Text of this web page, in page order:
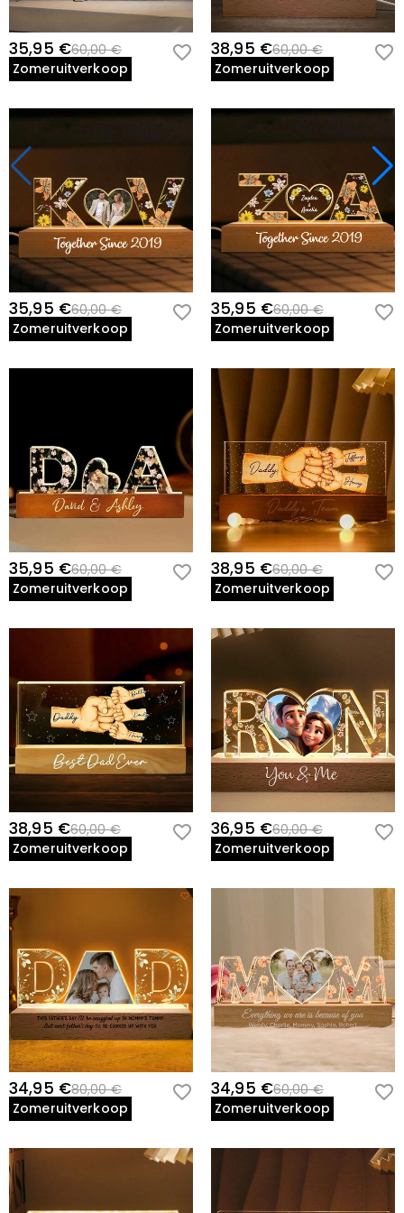
35,95 €60,00 €
Zomeruitverkoop
38,95 €60,00 €
Zomeruitverkoop
35,95 €60,00 €
Zomeruitverkoop
35,95 €60,00 €
Zomeruitverkoop
35,95 €60,00 €
Zomeruitverkoop
38,95 €60,00 €
Zomeruitverkoop
38,95 €60,00 €
Zomeruitverkoop
36,95 €60,00 €
Zomeruitverkoop
34,95 €80,00 €
Zomeruitverkoop
34,95 €60,00 €
Zomeruitverkoop